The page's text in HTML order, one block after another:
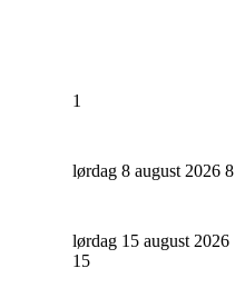
1
lørdag 8 august 2026 8
lørdag 15 august 2026
15